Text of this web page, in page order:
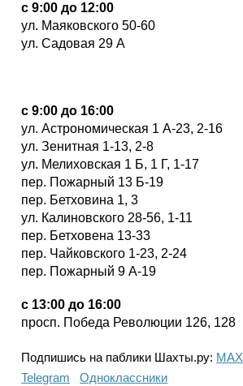
с 9:00 до 12:00
ул. Маяковского 50-60
ул. Садовая 29 А
с 9:00 до 16:00
ул. Астрономическая 1 А-23, 2-16
ул. Зенитная 1-13, 2-8
ул. Мелиховская 1 Б, 1 Г, 1-17
пер. Пожарный 13 Б-19
пер. Бетховина 1, 3
ул. Калиновского 28-56, 1-11
пер. Бетховена 13-33
пер. Чайковского 1-23, 2-24
пер. Пожарный 9 А-19
с 13:00 до 16:00
просп. Победа Революции 126, 128
Подпишись на паблики Шахты.ру: МАХ
Telegram
Одноклассники